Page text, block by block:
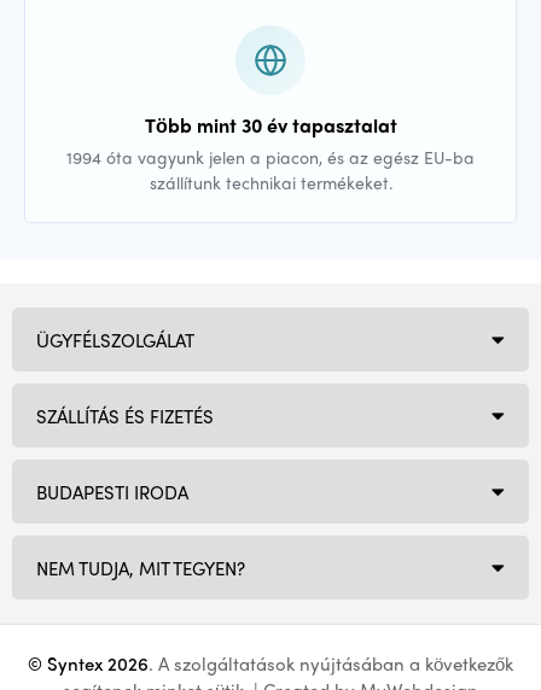
Több mint 30 év tapasztalat
1994 óta vagyunk jelen a piacon, és az egész EU-ba
szállítunk technikai termékeket.
BUDAPESTI IRODA
NEM TUDJA, MIT TEGYEN?
ÜGYFÉLSZOLGÁLAT
SZÁLLÍTÁS ÉS FIZETÉS
© Syntex 2026. A szolgáltatások nyújtásában a következők